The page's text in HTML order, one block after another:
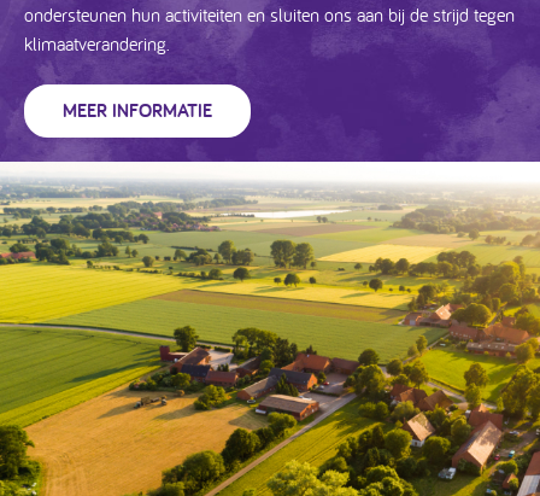
ondersteunen hun activiteiten en sluiten ons aan bij de strijd tegen
klimaatverandering.
MEER INFORMATIE